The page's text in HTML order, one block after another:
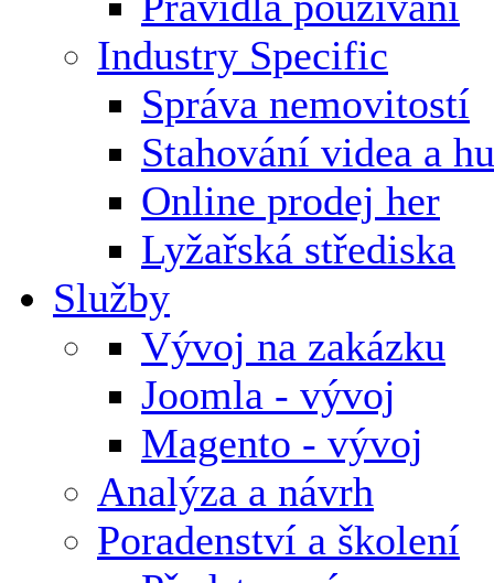
Industry Specific
Správa nemovitostí
Stahování videa a
Online prodej her
Lyžařská střediska
Služby
Vývoj na zakázku
Joomla - vývoj
Magento - vývoj
Analýza a návrh
Poradenství a školení